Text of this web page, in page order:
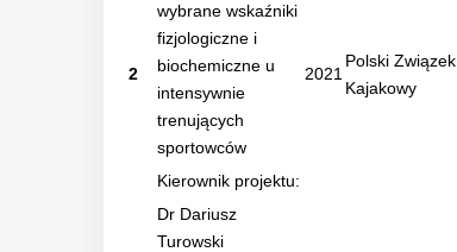
2
wybrane wskaźniki
fizjologiczne i
biochemiczne u
intensywnie
trenujących
sportowców
Kierownik projektu:
Dr Dariusz
Turowski
2021
Polski Związek
Kajakowy